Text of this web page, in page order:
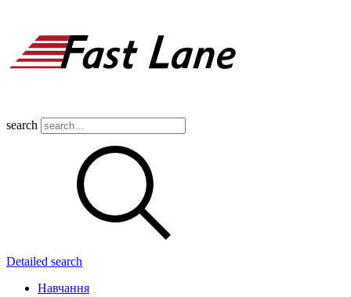
search
Detailed search
Навчання